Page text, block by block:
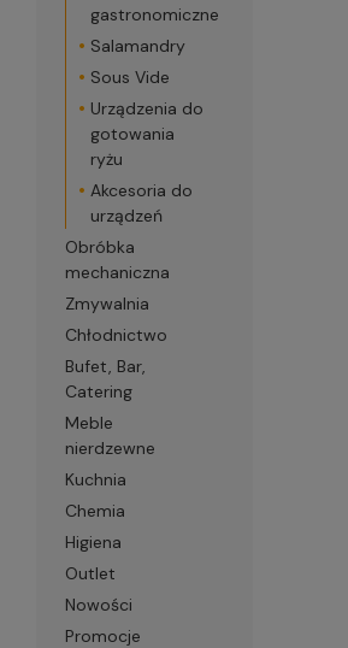
gastronomiczne
Salamandry
Sous Vide
Urządzenia do
gotowania
ryżu
Akcesoria do
urządzeń
Obróbka
mechaniczna
Zmywalnia
Chłodnictwo
Bufet, Bar,
Catering
Meble
nierdzewne
Kuchnia
Chemia
Higiena
Outlet
Nowości
Promocje